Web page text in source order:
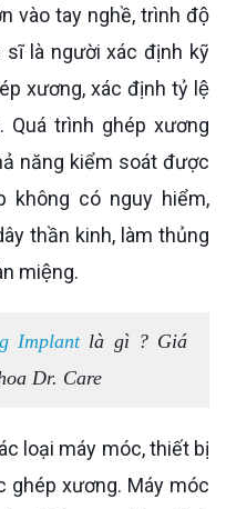
vào tay nghề, trình độ
sĩ là người xác định kỹ
xương, xác định tỷ lệ
Quá trình ghép xương
năng kiểm soát được
không có nguy hiểm,
thần kinh, làm thủng
miệng.
Implantlà gì ? Giá
Dr. Care
ghép xương. Máy móc